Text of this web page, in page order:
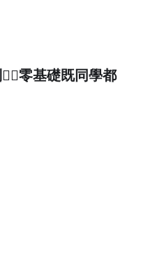
👍🏻零基礎既同學都